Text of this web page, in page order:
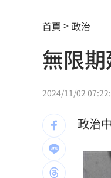
東發號
女友懷
獨／海
美伊
女師
首頁 政治
無限
2024/11/02
政治